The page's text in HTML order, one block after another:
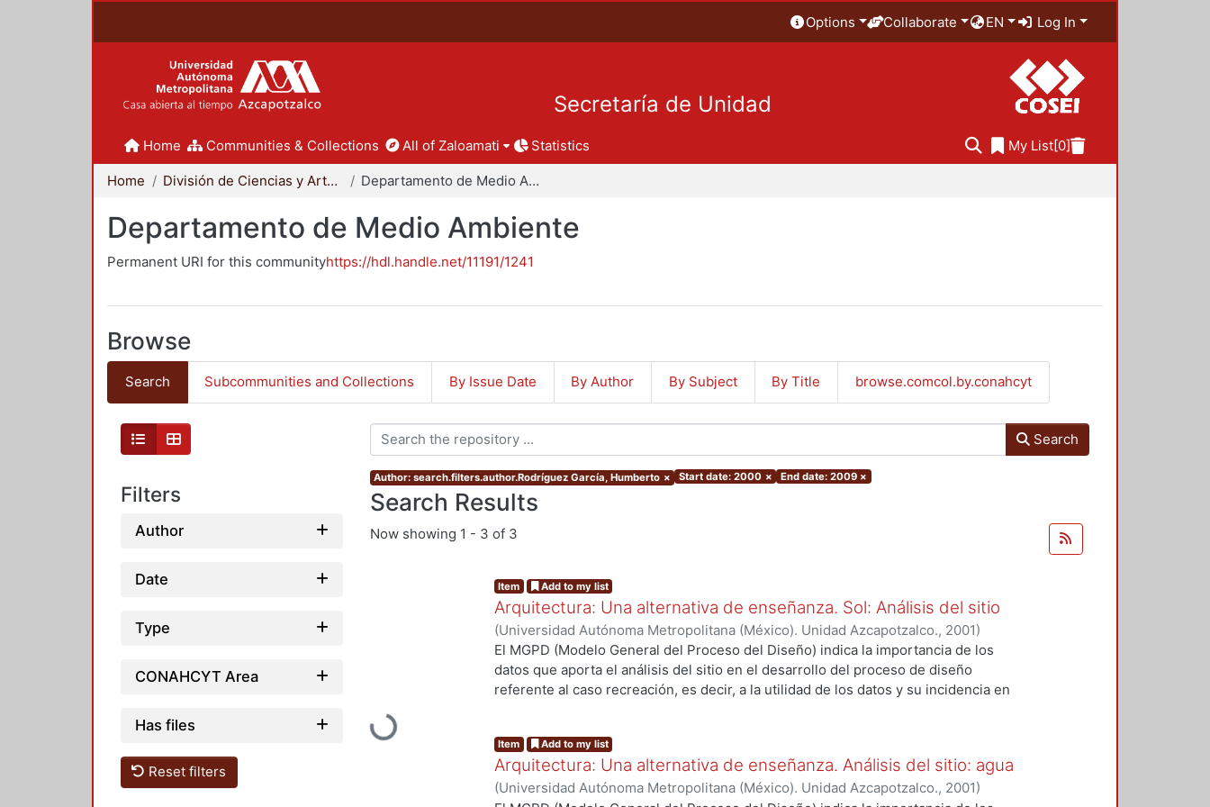
Options Collaborate EN Log In
Secretaría de Unidad
Home Communities & Collections All of Zaloamati Statistics My List[0]
Home División de Ciencias y Artes para el Diseño Departamento de Medio Ambiente
Departamento de Medio Ambiente
Permanent URI for this communityhttps://hdl.handle.net/11191/1241
Browse
Search Subcommunities and Collections By Issue Date By Author By Subject By Title browse.comcol.by.conahcyt
Filters
Author
Date
Type
CONAHCYT Area
Has files
Reset filters
Search
Author: search.filters.author.Rodríguez García, Humberto × Start date: 2000 × End date: 2009 ×
Search Results
Now showing 1 - 3 of 3
Loading...
Item Add to my list
Arquitectura: Una alternativa de enseñanza. Sol: Análisis del sitio
(Universidad Autónoma Metropolitana (México). Unidad Azcapotzalco., 2001)
Rodríguez García, Humberto; SANDOVAL, MARIA DE LOURDES
El MGPD (Modelo General del Proceso del Diseño) indica la importancia de los
datos que aporta el análisis del sitio en el desarrollo del proceso de diseño
referente al caso recreación, es decir, a la utilidad de los datos y su incidencia en
espacio de la gente que habita en el sitio, puesto que toda la información
recopilada en el análisis del Sitio es útil para comprender el papel de los espacios
urbano-arquitectónicos existentes como respuesta a las variables naturales,
Item Add to my list
Arquitectura: Una alternativa de enseñanza. Análisis del sitio: agua
(Universidad Autónoma Metropolitana (México). Unidad Azcapotzalco., 2001)